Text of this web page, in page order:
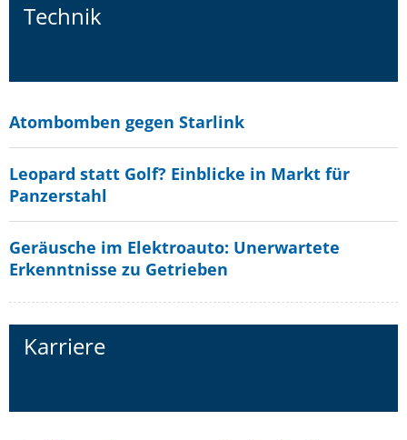
Technik
Atombomben gegen Starlink
Leopard statt Golf? Einblicke in Markt für
Panzerstahl
Geräusche im Elektroauto: Unerwartete
Erkenntnisse zu Getrieben
Karriere